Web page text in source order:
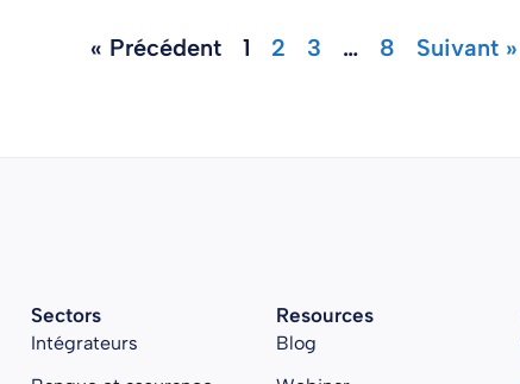
« Précédent 1 2 3 … 8 Suivant »
Sectors
Intégrateurs
Resources
Blog